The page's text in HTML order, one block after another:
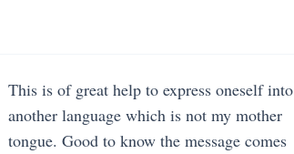
This is of great help to express oneself into
another language which is not my mother
tongue. Good to know the message comes